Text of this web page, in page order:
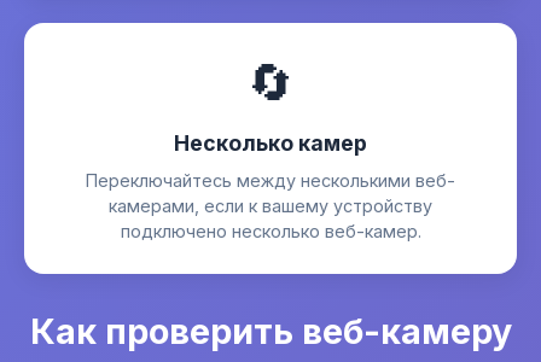
🔄
Несколько камер
Переключайтесь между несколькими веб-
камерами, если к вашему устройству
подключено несколько веб-камер.
Как проверить веб-камеру